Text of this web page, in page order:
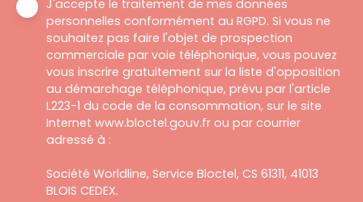
J'accepte le traitement de mes données
personnelles conformément au RGPD. Si vous ne
souhaitez pas faire l'objet de prospection
commerciale par voie téléphonique, vous pouvez
vous inscrire gratuitement sur la liste d'opposition
au démarchage téléphonique, prévu par l'article
L223-1 du code de la consommation, sur le site
Internet www.bloctel.gouv.fr ou par courrier
adressé à :
Société Worldline, Service Bloctel, CS 61311, 41013
BLOIS CEDEX.